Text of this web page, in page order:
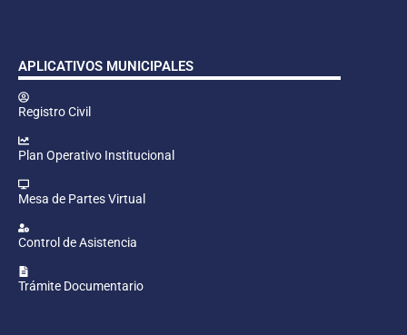
APLICATIVOS MUNICIPALES
Registro Civil
Plan Operativo Institucional
Mesa de Partes Virtual
Control de Asistencia
Trámite Documentario